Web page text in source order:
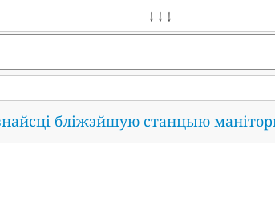
↓ ↓ ↓
бліжэйшую станцыю